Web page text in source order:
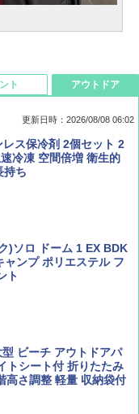
年 9 月号【特別付録:
布 ランダム2種】
０２６年 ９月号 [雑
ＡＮ)
「南アルプス大全」
ェンマイ タイ北部の魅
地球の歩き方D アジア
・ウォーズ
】
ト
ョン 山善] ポップアッ
げて畳める パッとサ
ーブ フルクローズ メ
150(KH)
スピーク) 着替えテン
グッズ 災害用トイレ ビ
アウトドア
更新日時：2026/08/08 06:02
ス保冷剤 2個セット 2
冷凍 空間倍増 衛生的
持ち
)ソロ ドーム 1 EX BDK
ャンプ ポリエステル フ
ト
ビーチ アウトドアパ
トシート付 折りたたみ
高さ調整 軽量 収納袋付